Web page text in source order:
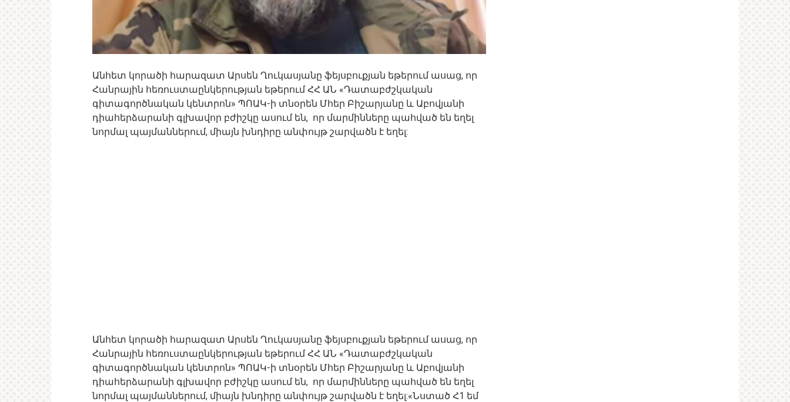
Անհետ կորածի հարազատ Արսեն Ղուկասյանը ֆեյսբուքյան եթերում ասաց, որ
Հանրային հեռուստաընկերության եթերում ՀՀ ԱՆ «Դատաբժշկական
գիտագործնական կենտրոն» ՊՈԱԿ-ի տնօրեն Մհեր Բիշարյանը և Աբովյանի
դիահերձարանի գլխավոր բժիշկը ասում են, որ մարմինները պահված են եղել
նորմալ պայմաններում, միայն խնդիրը անփույթ շարվածն է եղել:
Անհետ կորածի հարազատ Արսեն Ղուկասյանը ֆեյսբուքյան եթերում ասաց, որ
Հանրային հեռուստաընկերության եթերում ՀՀ ԱՆ «Դատաբժշկական
գիտագործնական կենտրոն» ՊՈԱԿ-ի տնօրեն Մհեր Բիշարյանը և Աբովյանի
դիահերձարանի գլխավոր բժիշկը ասում են, որ մարմինները պահված են եղել
նորմալ պայմաններում, միայն խնդիրը անփույթ շարվածն է եղել:«Նստած Հ1 եմ